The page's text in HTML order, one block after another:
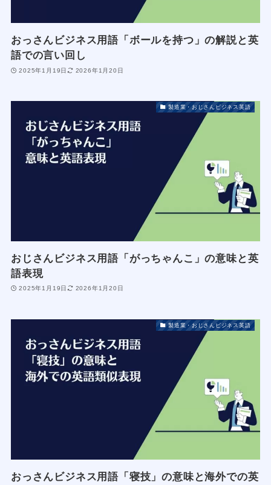
おっさんビジネス用語「ボールを持つ」の解説と英
語での言い回し
2025年1月19日 2026年1月20日
製造業・おじさんビジネス英語
おじさんビジネス用語「がっちゃんこ」の意味と英
語表現
2025年1月19日 2026年1月20日
製造業・おじさんビジネス英語
おっさんビジネス用語「寝技」の意味と海外での英